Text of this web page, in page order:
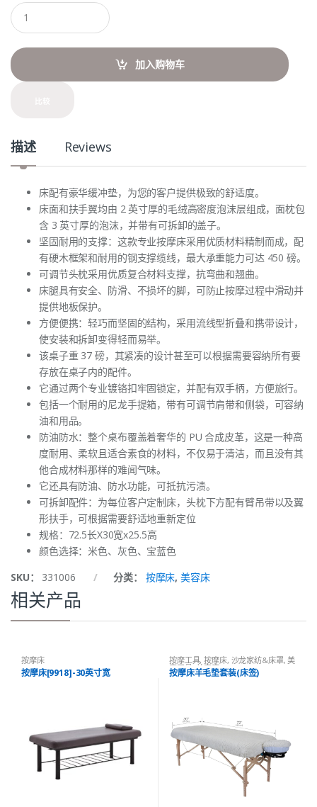
Q
u
a
t
i
加入购物车
描述 Reviews
床配有豪华缓冲垫，为您的客户提供极致的舒适度。
床面和扶手翼均由 2 英寸厚的毛绒高密度泡沫层组成，面枕包
含 3 英寸厚的泡沫，并带有可拆卸的盖子。
坚固耐用的支撑：这款专业按摩床采用优质材料精制而成，配
有硬木框架和耐用的钢支撑缆线，最大承重能力可达 450 磅。
可调节头枕采用优质复合材料支撑，抗弯曲和翘曲。
床腿具有安全、防滑、不损坏的脚，可防止按摩过程中滑动并
提供地板保护。
方便便携：轻巧而坚固的结构，采用流线型折叠和携带设计，
使安装和拆卸变得轻而易举。
该桌子重 37 磅，其紧凑的设计甚至可以根据需要容纳所有要
存放在桌子内的配件。
它通过两个专业镀铬扣牢固锁定，并配有双手柄，方便旅行。
包括一个耐用的尼龙手提箱，带有可调节肩带和侧袋，可容纳
油和用品。
防油防水：整个桌布覆盖着奢华的 PU 合成皮革，这是一种高
度耐用、柔软且适合素食的材料，不仅易于清洁，而且没有其
他合成材料那样的难闻气味。
它还具有防油、防水功能，可抵抗污渍。
可拆卸配件：为每位客户定制床，头枕下方配有臂吊带以及翼
形扶手，可根据需要舒适地重新定位
规格：72.5长X30宽x25.5高
颜色选择：米色、灰色、宝蓝色
SKU： 331006 分类： 按摩床, 美容床
相关产品
按摩床
按摩床[9918]-30英寸宽
按摩工具,按摩床, 沙龙家纺&床罩,美
容工具,美容床
按摩床羊毛垫套装(床签)